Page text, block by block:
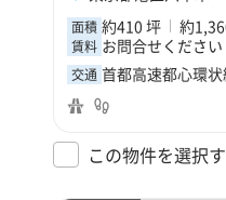
面積 約410 坪 約
賃料 お問合せください
交通 首都高速都心環
この物件を選択